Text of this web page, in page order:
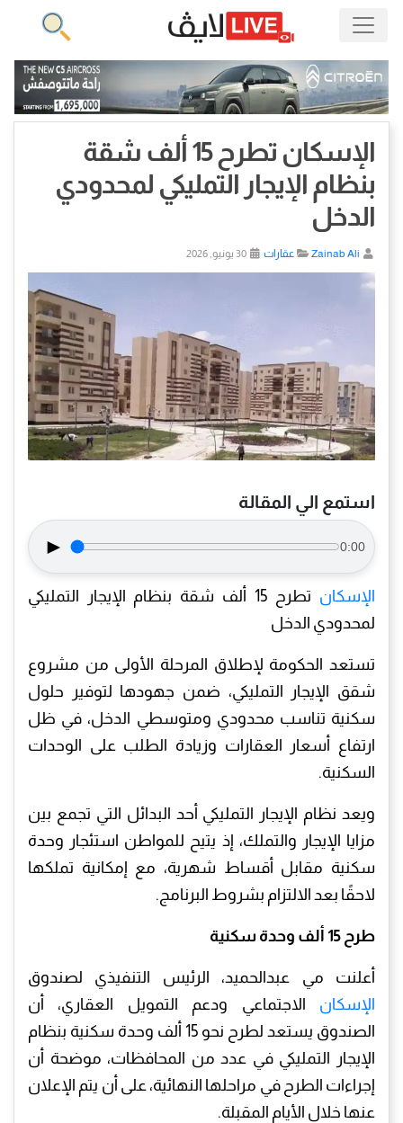
الإسكان تطرح 15 ألف شقة
بنظام الإيجار التمليكي لمحدودي
الدخل
Zainab Ali عقارات
استمع الي المقالة
► 0:00
الإسكان
تطرح 15 ألف شقة بنظام الإيجار التمليكي
لمحدودي الدخل
تستعد الحكومة لإطلاق المرحلة الأولى من مشروع
شقق الإيجار التمليكي، ضمن جهودها لتوفير حلول
سكنية تناسب محدودي ومتوسطي الدخل، في ظل
ارتفاع أسعار العقارات وزيادة الطلب على الوحدات
السكنية.
ويعد نظام الإيجار التمليكي أحد البدائل التي تجمع بين
مزايا الإيجار والتملك، إذ يتيح للمواطن استئجار وحدة
سكنية مقابل أقساط شهرية، مع إمكانية تملكها
لاحقًا بعد الالتزام بشروط البرنامج.
طرح 15 ألف وحدة سكنية
أعلنت مي عبدالحميد، الرئيس التنفيذي لصندوق
الإسكان الاجتماعي ودعم التمويل العقاري، أن
الصندوق يستعد لطرح نحو 15 ألف وحدة سكنية بنظام
الإيجار التمليكي في عدد من المحافظات، موضحة أن
إجراءات الطرح في مراحلها النهائية، على أن يتم الإعلان
عنها خلال الأيام المقبلة.